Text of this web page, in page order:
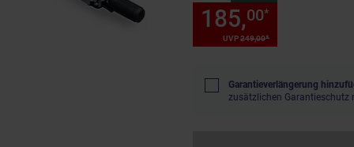
UVP249,00*
185,00*
Garantieverlängerung
zusätzlichen Garantieschutz